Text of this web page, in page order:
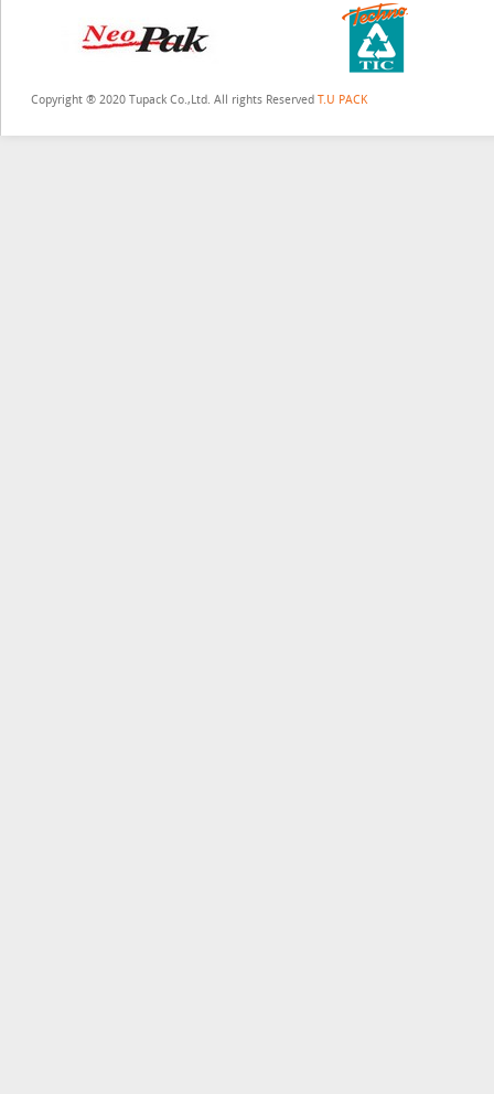
Copyright ® 2020 Tupack Co.,Ltd. All rights Reserved T.U PACK